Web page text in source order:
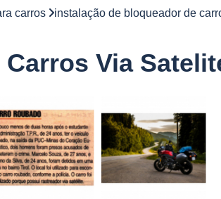
Controle de Jornada Motorista
Controle de Abastecimento de
Controle de Frota
Controle de Frota
Controle de Frota de Caminhões
Controle de Manutenção de Frota de
Sistema de Fadiga
Empresa de
carros instalação de bloqueador de
Via